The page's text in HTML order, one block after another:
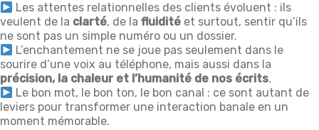
Les attentes relationnelles des clients évoluent : ils
veulent de la clarté, de la fluidité et surtout, sentir qu’ils
ne sont pas un simple numéro ou un dossier.
L’enchantement ne se joue pas seulement dans le
sourire d’une voix au téléphone, mais aussi dans la
précision, la chaleur et l’humanité de nos écrits.
Le bon mot, le bon ton, le bon canal : ce sont autant de
leviers pour transformer une interaction banale en un
moment mémorable.